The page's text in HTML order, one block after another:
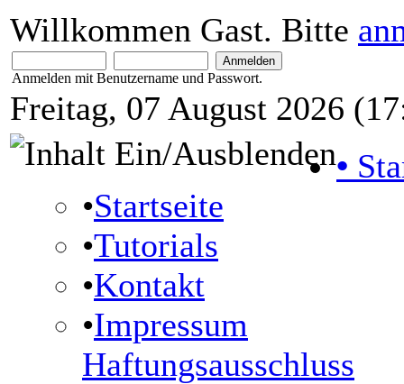
Willkommen Gast. Bitte
Anmelden mit Benutzername und Passwort.
Freitag, 07 August 2026
•
•Startseite
•Tutorials
•Kontakt
•Impressum
Haftungsausschluss